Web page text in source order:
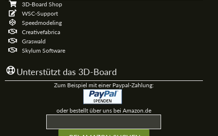
3D-Board Shop
WSC-Support
Speedmodeling
Creativefabrica
Graswald
Skylum Software
Unterstützt das 3D-Board
Zum Beispiel mit einer Paypal-Zahlung:
oder bestellt über uns bei Amazon.de